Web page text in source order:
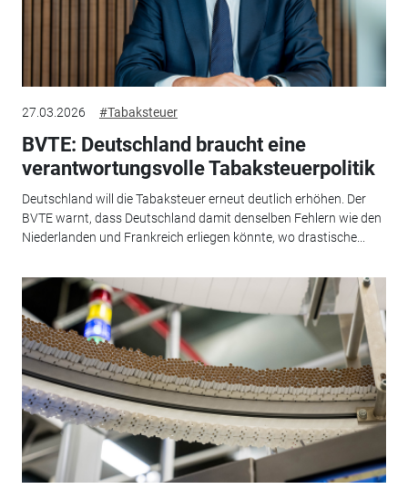
27.03.2026 #Tabaksteuer
BVTE: Deutschland braucht eine
verantwortungsvolle Tabaksteuerpolitik
Deutschland will die Tabaksteuer erneut deutlich erhöhen. Der
BVTE warnt, dass Deutschland damit denselben Fehlern wie den
Niederlanden und Frankreich erliegen könnte, wo drastische...